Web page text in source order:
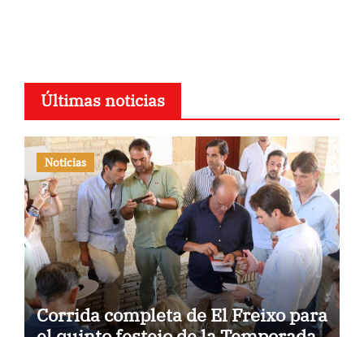
Últimas noticias
Noticias
Corrida completa de El Freixo para